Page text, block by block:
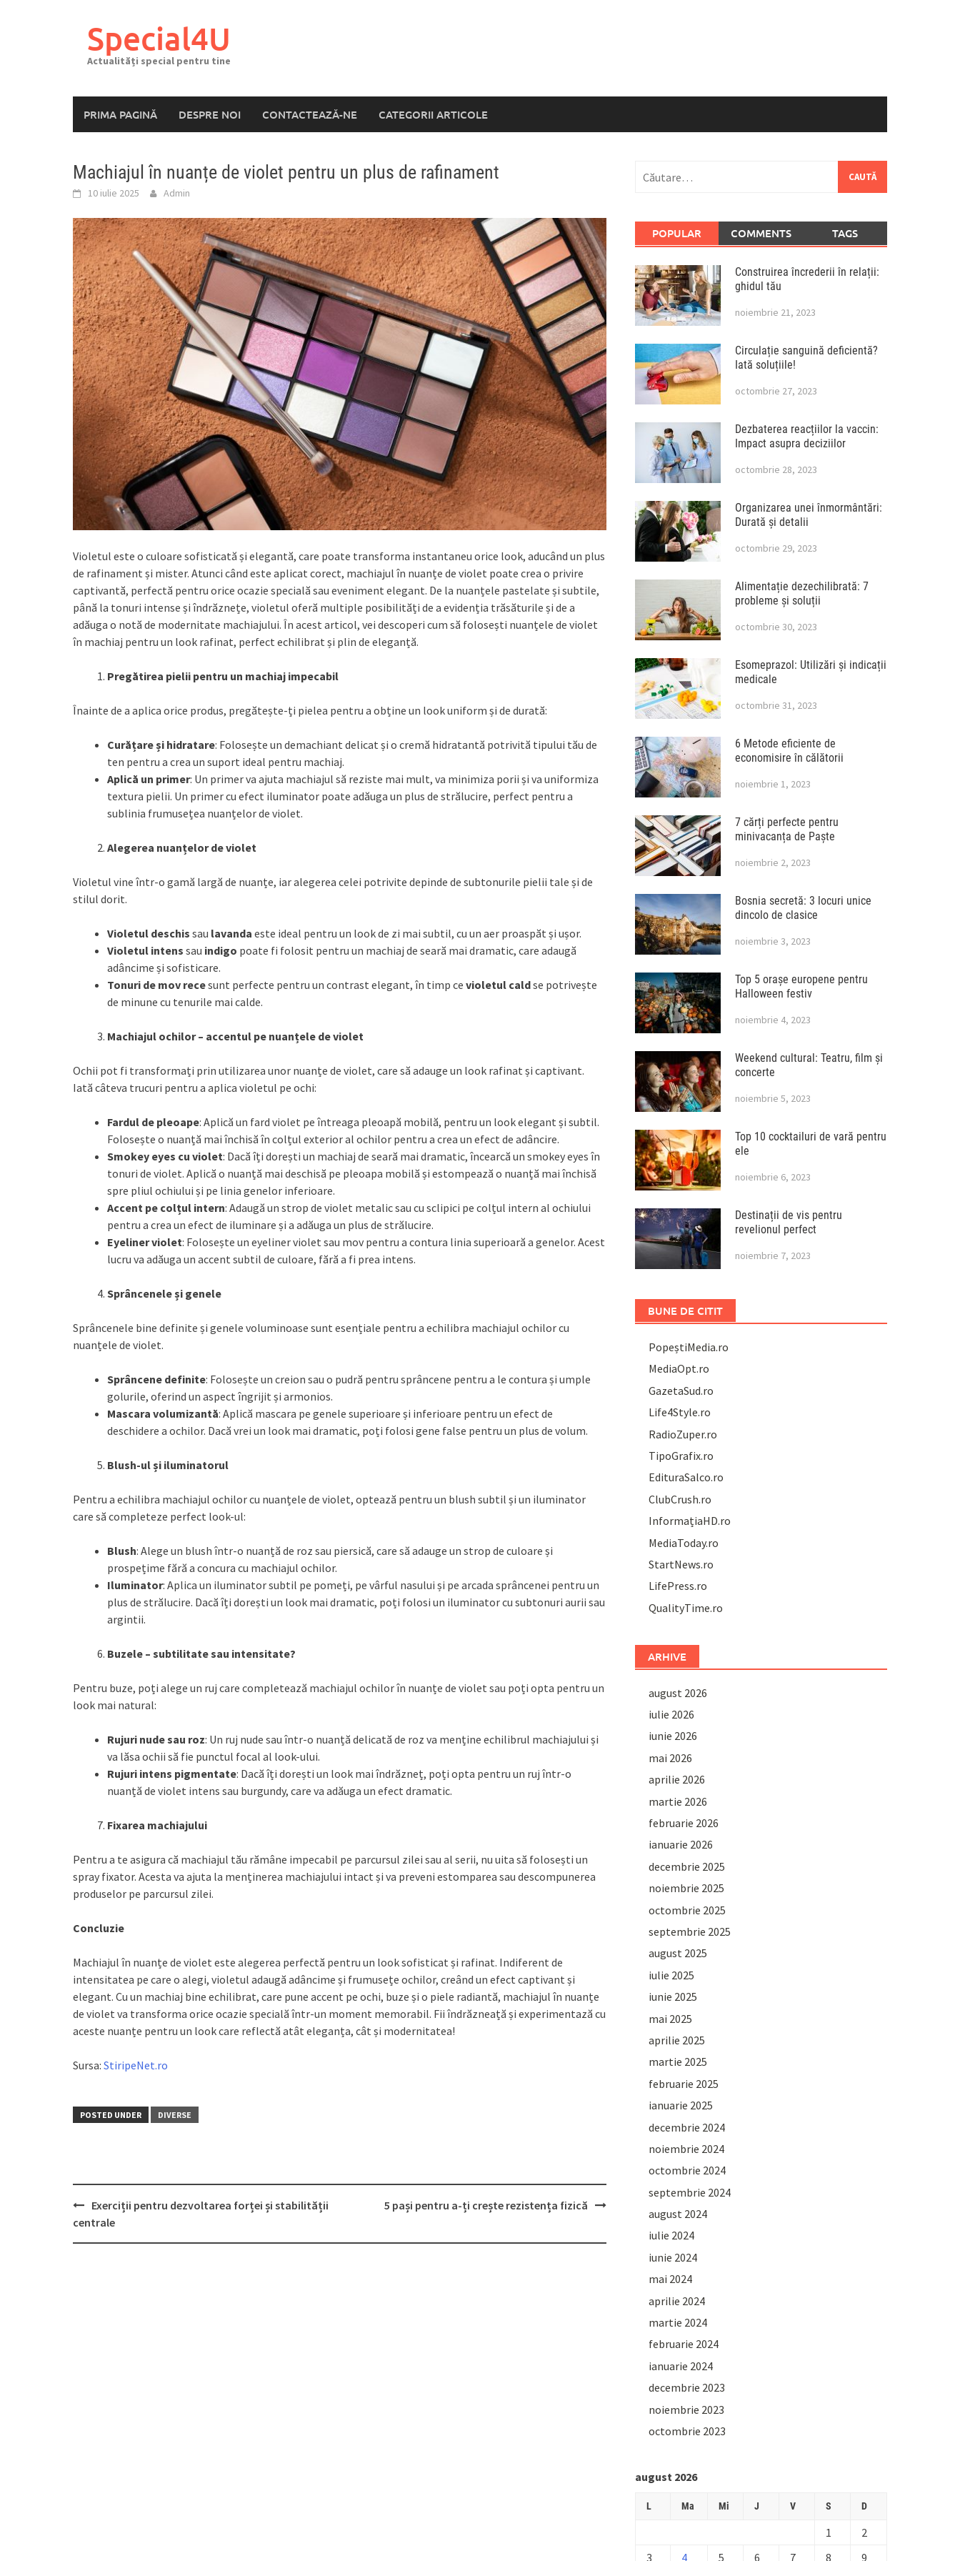
Special4U
Actualități special pentru tine
PRIMA PAGINĂ DESPRE NOI CONTACTEAZĂ-NE CATEGORII ARTICOLE
Machiajul în nuanțe de violet pentru un plus de rafinament
10 iulie 2025 Admin
Violetul este o culoare sofisticată și elegantă, care poate transforma instantaneu orice look, aducând un plus
de rafinament și mister. Atunci când este aplicat corect, machiajul în nuanțe de violet poate crea o privire
captivantă, perfectă pentru orice ocazie specială sau eveniment elegant. De la nuanțele pastelate și subtile,
până la tonuri intense și îndrăznețe, violetul oferă multiple posibilități de a evidenția trăsăturile și de a
adăuga o notă de modernitate machiajului. În acest articol, vei descoperi cum să folosești nuanțele de violet
în machiaj pentru un look rafinat, perfect echilibrat și plin de eleganță.
Pregătirea pielii pentru un machiaj impecabil
Înainte de a aplica orice produs, pregătește-ți pielea pentru a obține un look uniform și de durată:
Curățare și hidratare: Folosește un demachiant delicat și o cremă hidratantă potrivită tipului tău de
ten pentru a crea un suport ideal pentru machiaj.
Aplică un primer: Un primer va ajuta machiajul să reziste mai mult, va minimiza porii și va uniformiza
textura pielii. Un primer cu efect iluminator poate adăuga un plus de strălucire, perfect pentru a
sublinia frumusețea nuanțelor de violet.
Alegerea nuanțelor de violet
Violetul vine într-o gamă largă de nuanțe, iar alegerea celei potrivite depinde de subtonurile pielii tale și de
stilul dorit.
Violetul deschis sau lavanda este ideal pentru un look de zi mai subtil, cu un aer proaspăt și ușor.
Violetul intens sau indigo poate fi folosit pentru un machiaj de seară mai dramatic, care adaugă
adâncime și sofisticare.
Tonuri de mov recesunt perfecte pentru un contrast elegant, în timp ce violetul caldse potrivește
de minune cu tenurile mai calde.
Machiajul ochilor – accentul pe nuanțele de violet
Ochii pot fi transformați prin utilizarea unor nuanțe de violet, care să adauge un look rafinat și captivant.
Iată câteva trucuri pentru a aplica violetul pe ochi:
Fardul de pleoape: Aplică un fard violet pe întreaga pleoapă mobilă, pentru un look elegant și subtil.
Folosește o nuanță mai închisă în colțul exterior al ochilor pentru a crea un efect de adâncire.
Smokey eyes cu violet: Dacă îți dorești un machiaj de seară mai dramatic, încearcă un smokey eyes în
tonuri de violet. Aplică o nuanță mai deschisă pe pleoapa mobilă și estompează o nuanță mai închisă
spre pliul ochiului și pe linia genelor inferioare.
Accent pe colțul intern: Adaugă un strop de violet metalic sau cu sclipici pe colțul intern al ochiului
pentru a crea un efect de iluminare și a adăuga un plus de strălucire.
Eyeliner violet: Folosește un eyeliner violet sau mov pentru a contura linia superioară a genelor. Acest
lucru va adăuga un accent subtil de culoare, fără a fi prea intens.
Sprâncenele și genele
Sprâncenele bine definite și genele voluminoase sunt esențiale pentru a echilibra machiajul ochilor cu
nuanțele de violet.
Sprâncene definite: Folosește un creion sau o pudră pentru sprâncene pentru a le contura și umple
golurile, oferind un aspect îngrijit și armonios.
Mascara volumizantă: Aplică mascara pe genele superioare și inferioare pentru un efect de
deschidere a ochilor. Dacă vrei un look mai dramatic, poți folosi gene false pentru un plus de volum.
Blush-ul și iluminatorul
Pentru a echilibra machiajul ochilor cu nuanțele de violet, optează pentru un blush subtil și un iluminator
care să completeze perfect look-ul:
Blush: Alege un blush într-o nuanță de roz sau piersică, care să adauge un strop de culoare și
prospețime fără a concura cu machiajul ochilor.
Iluminator: Aplica un iluminator subtil pe pomeți, pe vârful nasului și pe arcada sprâncenei pentru un
plus de strălucire. Dacă îți dorești un look mai dramatic, poți folosi un iluminator cu subtonuri aurii sau
argintii.
Buzele – subtilitate sau intensitate?
Pentru buze, poți alege un ruj care completează machiajul ochilor în nuanțe de violet sau poți opta pentru un
look mai natural:
Rujuri nude sau roz: Un ruj nude sau într-o nuanță delicată de roz va menține echilibrul machiajului și
va lăsa ochii să fie punctul focal al look-ului.
Rujuri intens pigmentate: Dacă îți dorești un look mai îndrăzneț, poți opta pentru un ruj într-o
nuanță de violet intens sau burgundy, care va adăuga un efect dramatic.
Fixarea machiajului
Pentru a te asigura că machiajul tău rămâne impecabil pe parcursul zilei sau al serii, nu uita să folosești un
spray fixator. Acesta va ajuta la menținerea machiajului intact și va preveni estomparea sau descompunerea
produselor pe parcursul zilei.
Concluzie
Machiajul în nuanțe de violet este alegerea perfectă pentru un look sofisticat și rafinat. Indiferent de
intensitatea pe care o alegi, violetul adaugă adâncime și frumusețe ochilor, creând un efect captivant și
elegant. Cu un machiaj bine echilibrat, care pune accent pe ochi, buze și o piele radiantă, machiajul în nuanțe
de violet va transforma orice ocazie specială într-un moment memorabil. Fii îndrăzneață și experimentază cu
aceste nuanțe pentru un look care reflectă atât eleganța, cât și modernitatea!
Sursa: StiripeNet.ro
POSTED UNDER DIVERSE
Post
navigation
Exerciții pentru dezvoltarea forței și stabilității
centrale
5 pași pentru a-ți crește rezistența fizică
după:
POPULAR COMMENTS TAGS
Construirea încrederii în relații:
ghidul tău
noiembrie 21, 2023
Circulație sanguină deficientă?
Iată soluțiile!
octombrie 27, 2023
Dezbaterea reacțiilor la vaccin:
Impact asupra deciziilor
octombrie 28, 2023
Organizarea unei înmormântări:
Durată și detalii
octombrie 29, 2023
Alimentație dezechilibrată: 7
probleme și soluții
octombrie 30, 2023
Esomeprazol: Utilizări și indicații
medicale
octombrie 31, 2023
6 Metode eficiente de
economisire în călătorii
noiembrie 1, 2023
7 cărți perfecte pentru
minivacanța de Paște
noiembrie 2, 2023
Bosnia secretă: 3 locuri unice
dincolo de clasice
noiembrie 3, 2023
Top 5 orașe europene pentru
Halloween festiv
noiembrie 4, 2023
Weekend cultural: Teatru, film și
concerte
noiembrie 5, 2023
Top 10 cocktailuri de vară pentru
ele
noiembrie 6, 2023
Destinații de vis pentru
revelionul perfect
noiembrie 7, 2023
BUNE DE CITIT
PopeștiMedia.ro
MediaOpt.ro
GazetaSud.ro
Life4Style.ro
RadioZuper.ro
TipoGrafix.ro
EdituraSalco.ro
ClubCrush.ro
InformațiaHD.ro
MediaToday.ro
StartNews.ro
LifePress.ro
QualityTime.ro
ARHIVE
august 2026
iulie 2026
iunie 2026
mai 2026
aprilie 2026
martie 2026
februarie 2026
ianuarie 2026
decembrie 2025
noiembrie 2025
octombrie 2025
septembrie 2025
august 2025
iulie 2025
iunie 2025
mai 2025
aprilie 2025
martie 2025
februarie 2025
ianuarie 2025
decembrie 2024
noiembrie 2024
octombrie 2024
septembrie 2024
august 2024
iulie 2024
iunie 2024
mai 2024
aprilie 2024
martie 2024
februarie 2024
ianuarie 2024
decembrie 2023
noiembrie 2023
octombrie 2023
august 2026
L Ma Mi J V S D
1
2
3
4 5 6 7 8 9